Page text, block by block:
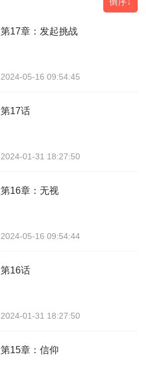
第17章：发起挑战
2024-05-16 09:54:45
第17话
2024-01-31 18:27:50
第16章：无视
2024-05-16 09:54:44
第16话
2024-01-31 18:27:50
第15章：信仰